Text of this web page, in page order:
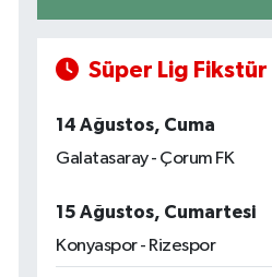
Süper Lig Fikstür
14 Ağustos, Cuma
Galatasaray - Çorum FK
15 Ağustos, Cumartesi
Konyaspor - Rizespor